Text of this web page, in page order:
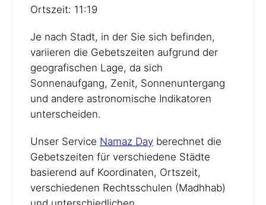
Ortszeit: 11:19
Je nach Stadt, in der Sie sich befinden,
variieren die Gebetszeiten aufgrund der
geografischen Lage, da sich
Sonnenaufgang, Zenit, Sonnenuntergang
und andere astronomische Indikatoren
unterscheiden.
Unser Service Namaz Day berechnet die
Gebetszeiten für verschiedene Städte
basierend auf Koordinaten, Ortszeit,
verschiedenen Rechtsschulen (Madhhab)